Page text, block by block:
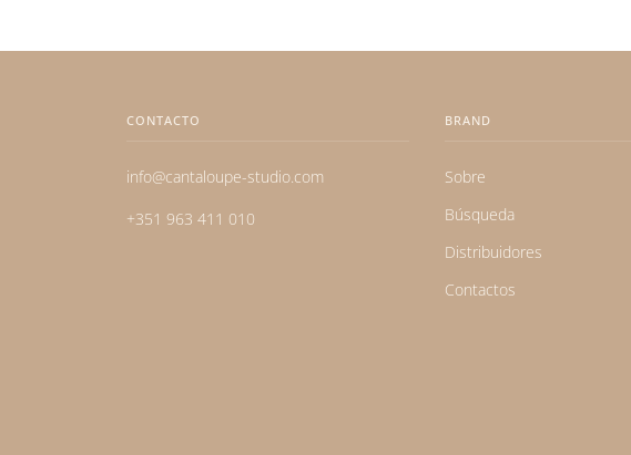
CONTACTO
info@cantaloupe-studio.com
+351 963 411 010
BRAND
Sobre
Búsqueda
Distribuidores
Contactos